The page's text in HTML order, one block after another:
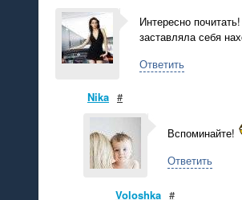
Интересно
заставляла себя
Ответить
Nika #
Вспоминайте!
Ответить
Voloshka #